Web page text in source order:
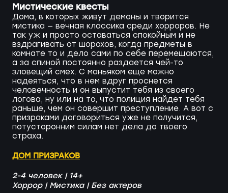
Мистические квесты
Дома, в которых живут демоны и творится
мистика — вечная классика среди хорроров. Не
так уж и просто оставаться спокойным и не
вздрагивать от шорохов, когда предметы в
комнате то и дело сами по себе перемещаются,
а за спиной постоянно раздается чей-то
зловещий смех. С маньяком еще можно
надеяться, что в нем вдруг проснется
человечность и он выпустит тебя из своего
логова, ну или на то, что полиция найдет тебя
раньше, чем он совершит преступление. А вот с
призраками договориться уже не получится,
потусторонним силам нет дела до твоего
страха.
ДОМ ПРИЗРАКОВ
2-4 человек | 14+
Хоррор | Мистика | Без актеров